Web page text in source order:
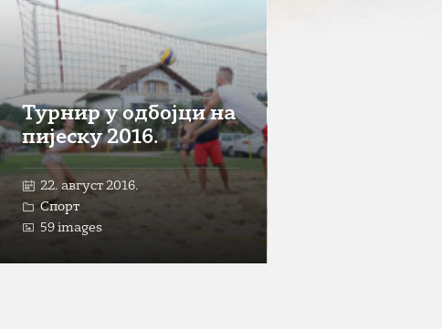
Турнир у одбојци на
пијеску 2016.
22. август 2016.
Спорт
59 images